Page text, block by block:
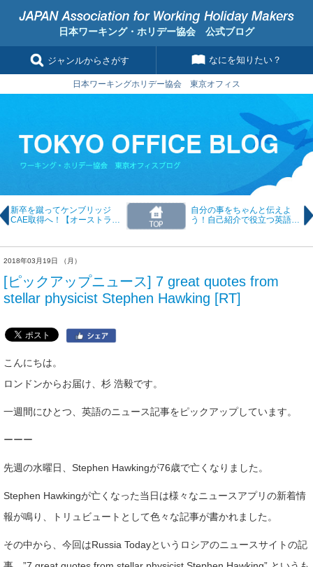
日本ワーキング・ホリデー協会 公式ブログ
ジャンルからさがす なにを知りたい？
日本ワーキングホリデー協会 東京オフィス
新卒を蹴ってケンブリッジ
CAE取得へ！【オーストラリ
自分の事をちゃんと伝えよ
う！自己紹介で役立つ英語フ
2018年03月19日 （月）
[ピックアップニュース] 7 great quotes from
stellar physicist Stephen Hawking [RT]
こんにちは。
ロンドンからお届け、杉 浩毅です。
一週間にひとつ、英語のニュース記事をピックアップしています。
ーーー
先週の水曜日、Stephen Hawkingが76歳で亡くなりました。
Stephen Hawkingが亡くなった当日は様々なニュースアプリの新着情
報が鳴り、トリュビュートとして色々な記事が書かれました。
その中から、今回はRussia Todayというロシアのニュースサイトの記